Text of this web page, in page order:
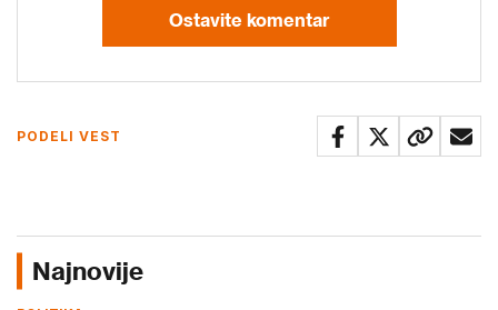
Ostavite komentar
PODELI VEST
Najnovije